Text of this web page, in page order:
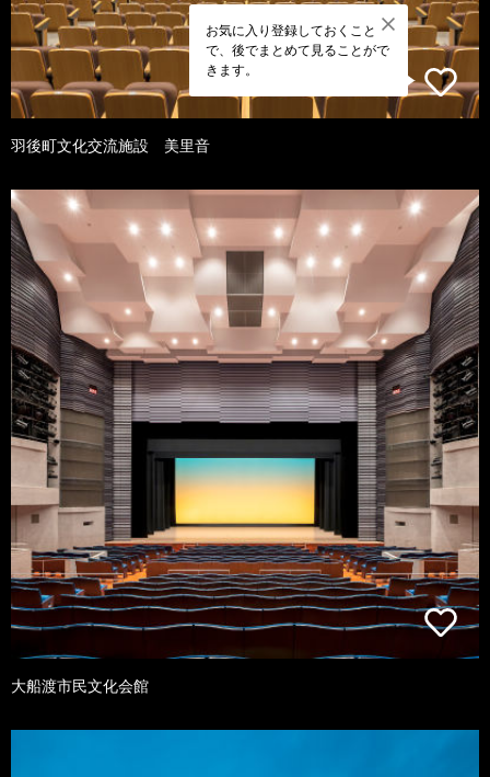
お気に入り登録しておくこと
で、後でまとめて見ることがで
きます。
羽後町文化交流施設 美里音
大船渡市民文化会館